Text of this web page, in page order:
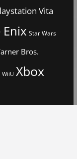
Vita
Enix Star Wars
Bros.
WiiU Xbox